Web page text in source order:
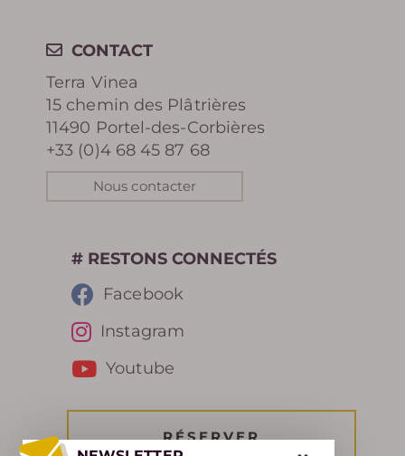
CONTACT
Terra Vinea
15 chemin des Plâtrières
11490 Portel-des-Corbières
+33 (0)4 68 45 87 68
Nous contacter
RÉSERVER
# RESTONS CONNECTÉS
Facebook
Instagram
Youtube